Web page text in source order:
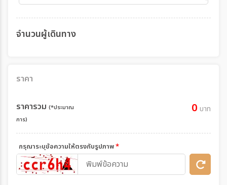
จำนวนผู้เดินทาง
ราคา
ราคารวม (*ประมาณ
การ)
0 บาท
กรุณาระบุข้อความให้ตรงกับรูปภาพ*